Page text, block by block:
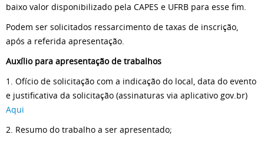
baixo valor disponibilizado pela CAPES e UFRB para esse fim.
Podem ser solicitados ressarcimento de taxas de inscrição,
após a referida apresentação.
Auxílio para apresentação de trabalhos
1. Ofício de solicitação com a indicação do local, data do evento
e justificativa da solicitação (assinaturas via aplicativo gov.br)
Aqui
2. Resumo do trabalho a ser apresentado;